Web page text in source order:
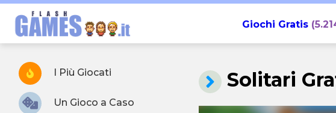
Giochi Gratis
I Più Giocati
Un Gioco a Caso
Solitari